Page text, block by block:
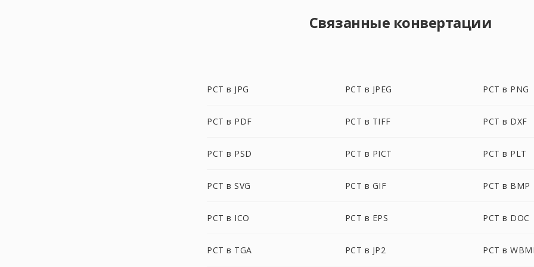
Связанные конвертации
PCT в JPG PCT в JPEG PCT в PNG
PCT в PDF PCT в TIFF PCT в DXF
PCT в PSD PCT в PICT PCT в PLT
PCT в SVG PCT в GIF PCT в BMP
PCT в ICO PCT в EPS PCT в DOC
PCT в TGA PCT в JP2 PCT в